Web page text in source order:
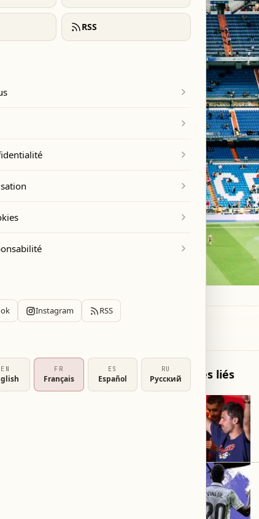
nouveau maillot
cette tenue dans
la tenue que
Articles liés
RSS
Instagram RSS
EN FR
Français
ES
Español
RU
Русский